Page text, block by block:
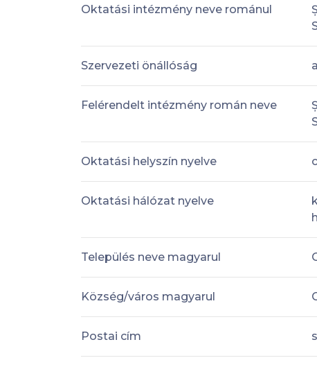
Oktatási intézmény neve románul
Szervezeti önállóság
Felérendelt intézmény román neve
Oktatási helyszín nyelve
Oktatási hálózat nyelve
Település neve magyarul
Község/város magyarul
Postai cím